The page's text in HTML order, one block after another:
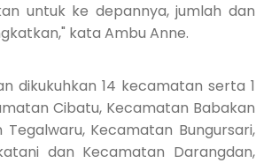
untuk ke depannya, jumlah dan
kata Ambu Anne.
dikukuhkan 14 kecamatan serta 1
Cibatu, Kecamatan Babakan
Kecamatan Bungursari,
dan Kecamatan Darangdan,